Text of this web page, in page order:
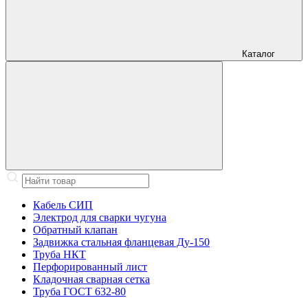
Каталог
Кабель СИП
Электрод для сварки чугуна
Обратный клапан
Задвижка стальная фланцевая Ду-150
Труба НКТ
Перфорированный лист
Кладочная сварная сетка
Труба ГОСТ 632-80